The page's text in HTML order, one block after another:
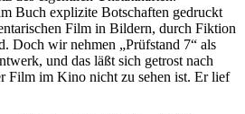
Buch explizite Botschaften gedruckt
Film in Bildern, durch Fiktion
Doch wir nehmen „Prüfstand 7“ als
und das läßt sich getrost nach
Film im Kino nicht zu sehen ist. Er lief